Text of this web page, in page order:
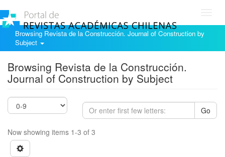
Browsing Revista de la Construcción. Journal of Construction by
Subject
Browsing Revista de la Construcción.
Journal of Construction by Subject
Go
Now showing items 1-3 of 3